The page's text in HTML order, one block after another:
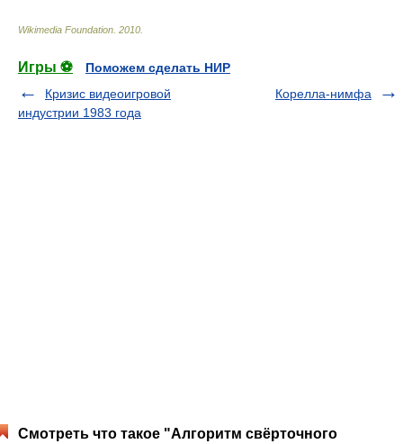
Wikimedia Foundation 2010
Игры ⚽
Поможем сделать НИР
Кризис видеоигровой
индустрии 1983 года
Корелла-нимфа
Смотреть что такое "Алгоритм свёрточного